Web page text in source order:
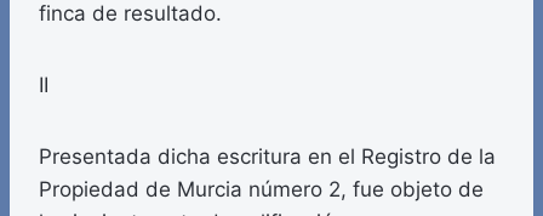
finca de resultado.
II
Presentada dicha escritura en el Registro de la
Propiedad de Murcia número 2, fue objeto de